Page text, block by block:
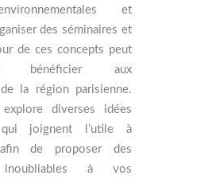
et
des séminaires et
de ces concepts peut
bénéficier aux
la région parisienne.
diverses idées
qui joignent l’utile à
afin de proposer des
inoubliables à vos